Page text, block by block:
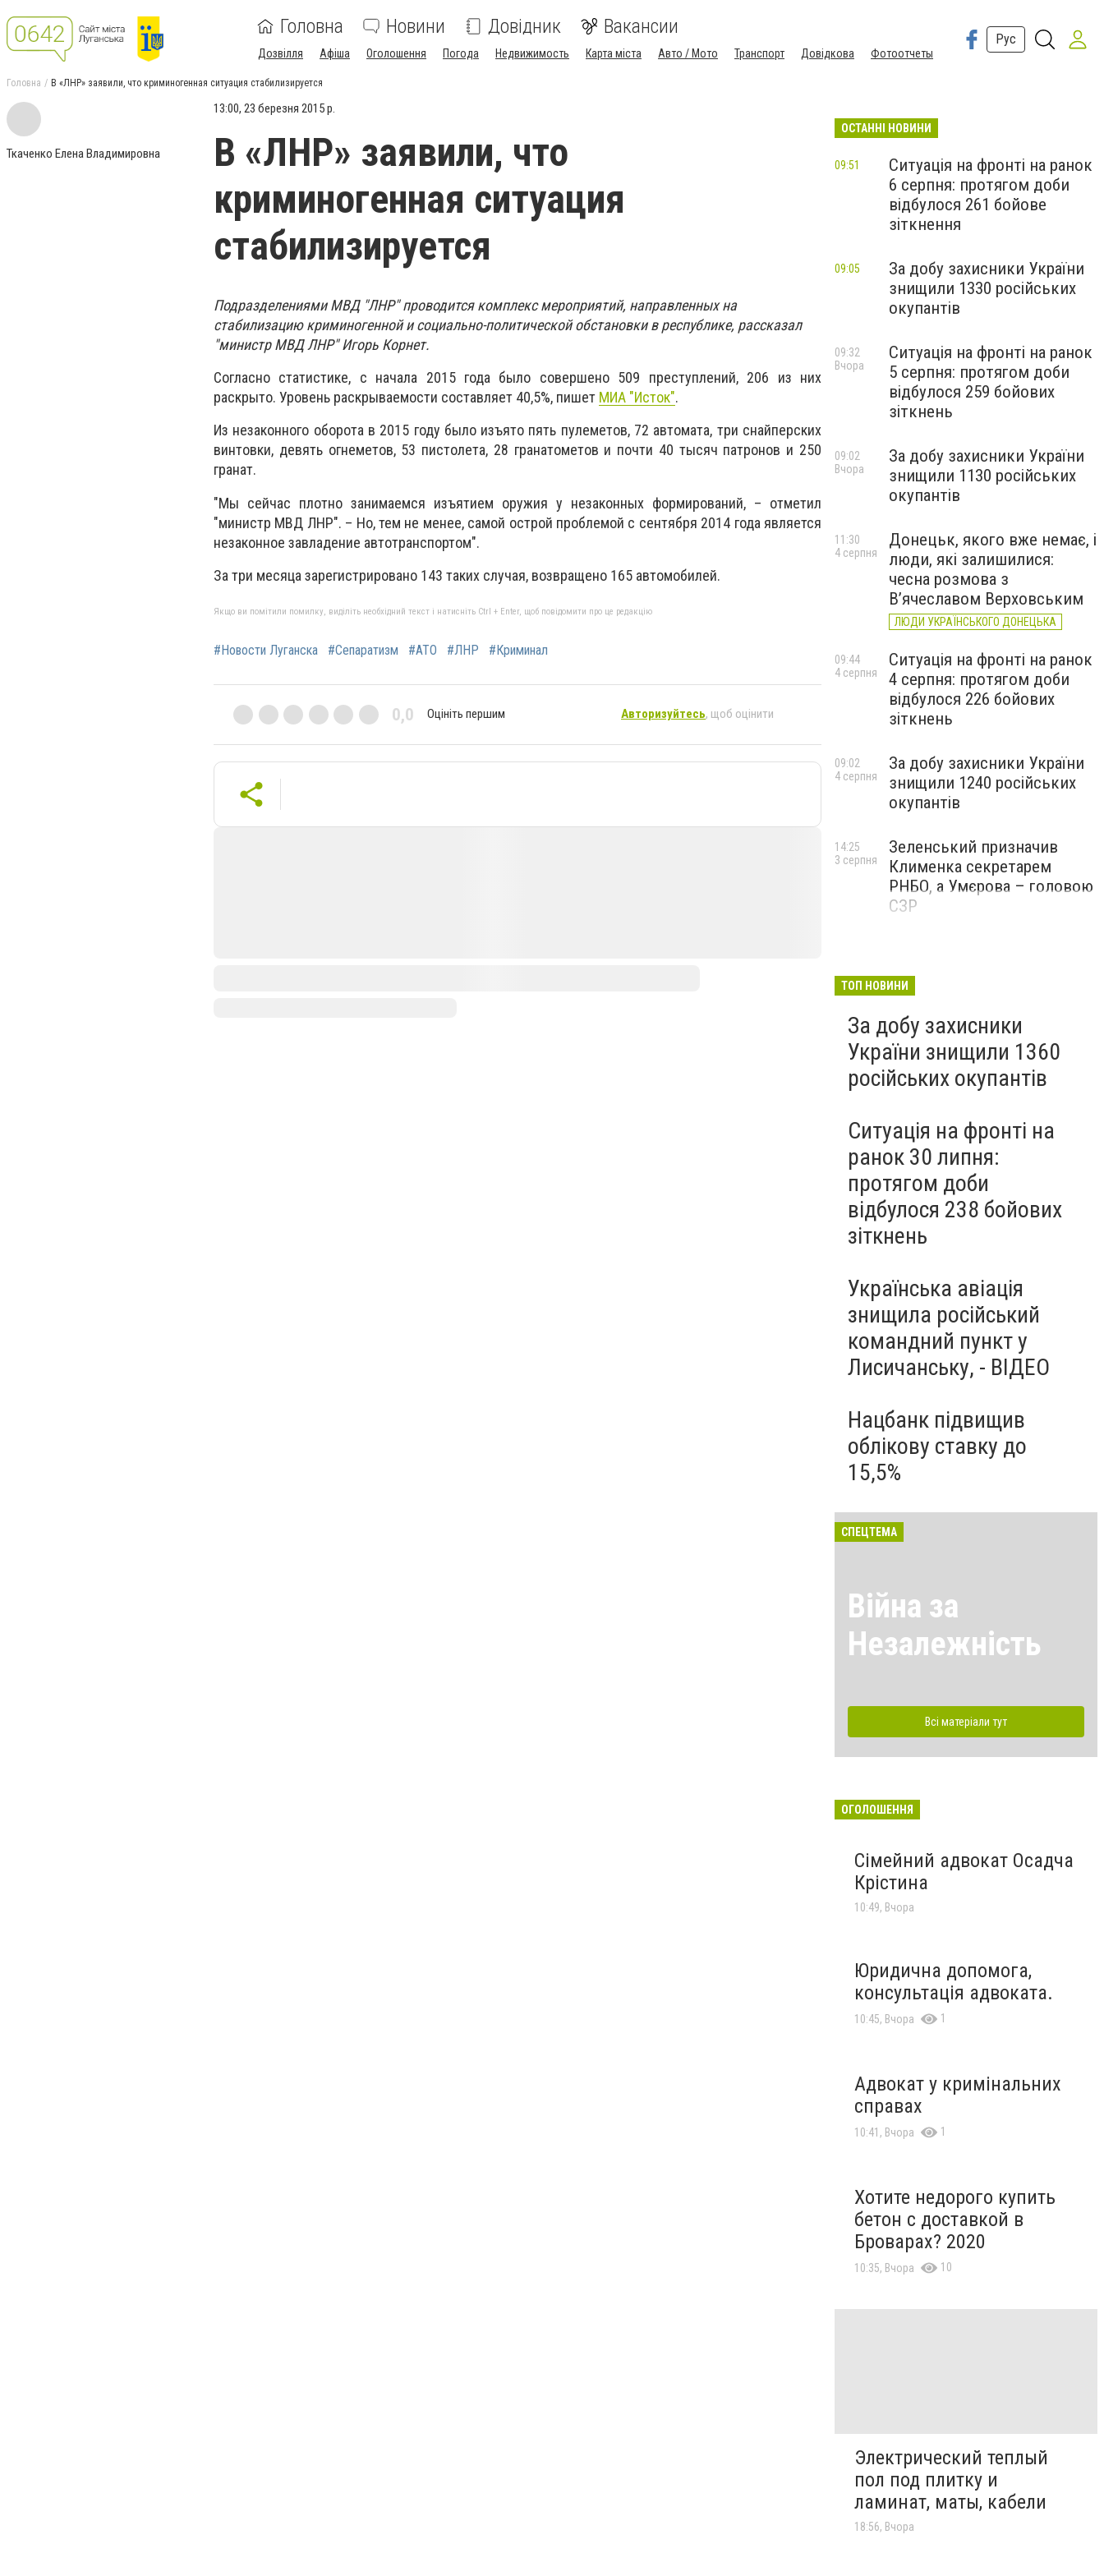
Головна Новини Довідник Вакансии
Дозвілля Афіша Оголошення Погода Недвижимость Карта міста Авто / Мото Транспорт Довідкова Фотоотчеты
Рус
Головна В «ЛНР» заявили, что криминогенная ситуация стабилизируется
Ткаченко Елена Владимировна
13:00, 23 березня 2015 р.
В «ЛНР» заявили, что
криминогенная ситуация
стабилизируется
Подразделениями МВД "ЛНР" проводится комплекс мероприятий, направленных на
стабилизацию криминогенной и социально-политической обстановки в республике, рассказал
"министр МВД ЛНР" Игорь Корнет.
Согласно статистике, с начала 2015 года было совершено 509 преступлений, 206 из них
раскрыто. Уровень раскрываемости составляет 40,5%, пишет МИА "Исток".
Из незаконного оборота в 2015 году было изъято пять пулеметов, 72 автомата, три снайперских
винтовки, девять огнеметов, 53 пистолета, 28 гранатометов и почти 40 тысяч патронов и 250
гранат.
"Мы сейчас плотно занимаемся изъятием оружия у незаконных формирований, – отметил
"министр МВД ЛНР". – Но, тем не менее, самой острой проблемой с сентября 2014 года является
незаконное завладение автотранспортом".
За три месяца зарегистрировано 143 таких случая, возвращено 165 автомобилей.
Якщо ви помітили помилку, виділіть необхідний текст і натисніть Ctrl + Enter, щоб повідомити про це редакцію
#Новости Луганска #Сепаратизм #АТО #ЛНР #Криминал
0,0 Оцініть першим Авторизуйтесь, щоб оцінити
ОСТАННІ НОВИНИ
Ситуація на фронті на ранок
6 серпня: протягом доби
відбулося 261 бойове
зіткнення
09:51
За добу захисники України
знищили 1330 російських
окупантів
09:05
Ситуація на фронті на ранок
5 серпня: протягом доби
відбулося 259 бойових
зіткнень
09:32
Вчора
За добу захисники України
знищили 1130 російських
окупантів
09:02
Вчора
Донецьк, якого вже немає, і
люди, які залишилися:
чесна розмова з
В’ячеславом Верховським
ЛЮДИ УКРАЇНСЬКОГО ДОНЕЦЬКА
11:30
4 серпня
Ситуація на фронті на ранок
4 серпня: протягом доби
відбулося 226 бойових
зіткнень
09:44
4 серпня
За добу захисники України
знищили 1240 російських
окупантів
09:02
4 серпня
Зеленський призначив
Клименка секретарем
РНБО, а Умєрова – головою
СЗР
14:25
3 серпня
ТОП НОВИНИ
За добу захисники
України знищили 1360
російських окупантів
Ситуація на фронті на
ранок 30 липня:
протягом доби
відбулося 238 бойових
зіткнень
Українська авіація
знищила російський
командний пункт у
Лисичанську, - ВІДЕО
Нацбанк підвищив
облікову ставку до
15,5%
СПЕЦТЕМА
Війна за
Незалежність
Всі матеріали тут
ОГОЛОШЕННЯ
Сімейний адвокат Осадча
Крістина
10:49, Вчора
Юридична допомога,
консультація адвоката.
10:45, Вчора 1
Адвокат у кримінальних
справах
10:41, Вчора 1
Хотите недорого купить
бетон с доставкой в
Броварах? 2020
10:35, Вчора 10
Электрический теплый
пол под плитку и
ламинат, маты, кабели
18:56, Вчора